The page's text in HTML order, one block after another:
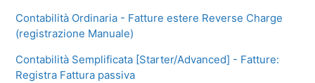
Contabilità Ordinaria - Fatture estere Reverse Charge
(registrazione Manuale)
Contabilità Semplificata [Starter/Advanced] - Fatture:
Registra Fattura passiva